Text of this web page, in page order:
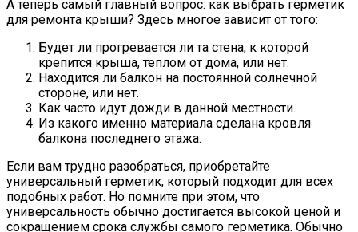
А теперь самый главный вопрос: как выбрать герметик
для ремонта крыши? Здесь многое зависит от того:
Будет ли прогревается ли та стена, к которой
крепится крыша, теплом от дома, или нет.
Находится ли балкон на постоянной солнечной
стороне, или нет.
Как часто идут дожди в данной местности.
Из какого именно материала сделана кровля
балкона последнего этажа.
Если вам трудно разобраться, приобретайте
универсальный герметик, который подходит для всех
подобных работ. Но помните при этом, что
универсальность обычно достигается высокой ценой и
сокращением срока службы самого герметика. Обычно